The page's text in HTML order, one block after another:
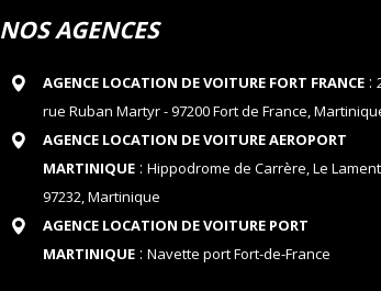
NOS AGENCES
AGENCE LOCATION DE VOITURE FORT FRANCE:
rue Ruban Martyr - 97200 Fort de France,
AGENCE LOCATION DE VOITURE AEROPORT
MARTINIQUE: Hippodrome de Carrère, Le
97232, Martinique
AGENCE LOCATION DE VOITURE PORT
MARTINIQUE: Navette port Fort-de-France